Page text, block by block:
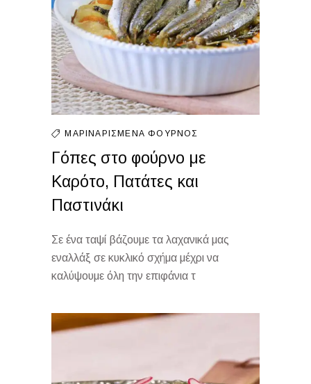
ΜΑΡΙΝΑΡΙΣΜΈΝΑΦΟΎΡΝΟΣ
Γόπες στο φούρνο με
Καρότο, Πατάτες και
Παστινάκι
Σε ένα ταψί βάζουμε τα λαχανικά μας
εναλλάξ σε κυκλικό σχήμα μέχρι να
καλύψουμε όλη την επιφάνια τ